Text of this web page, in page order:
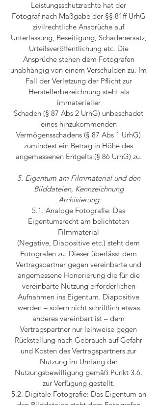
Leistungsschutzrechte hat der
Fotograf nach Maßgabe der §§ 81ff UrhG
zivilrechtliche Ansprüche auf
Unterlassung, Beseitigung, Schadenersatz,
Urteilsveröffentlichung etc. Die
Ansprüche stehen dem Fotografen
unabhängig von einem Verschulden zu. Im
Fall der Verletzung der Pflicht zur
Herstellerbezeichnung steht als
immaterieller
Schaden (§ 87 Abs 2 UrhG) unbeschadet
eines hinzukommenden
Vermögensschadens (§ 87 Abs 1 UrhG)
zumindest ein Betrag in Höhe des
angemessenen Entgelts (§ 86 UrhG) zu.
5. Eigentum am Filmmaterial und den
Bilddateien, Kennzeichnung
Archivierung
5.1. Analoge Fotografie: Das
Eigentumsrecht am belichteten
Filmmaterial
(Negative, Diapositive etc.) steht dem
Fotografen zu. Dieser überlässt dem
Vertragspartner gegen vereinbarte und
angemessene Honorierung die für die
vereinbarte Nutzung erforderlichen
Aufnahmen ins Eigentum. Diapositive
werden – sofern nicht schriftlich etwas
anderes vereinbart ist – dem
Vertragspartner nur leihweise gegen
Rückstellung nach Gebrauch auf Gefahr
und Kosten des Vertragspartners zur
Nutzung im Umfang der
Nutzungsbewilligung gemäß Punkt 3.6.
zur Verfügung gestellt.
5.2. Digitale Fotografie: Das Eigentum an